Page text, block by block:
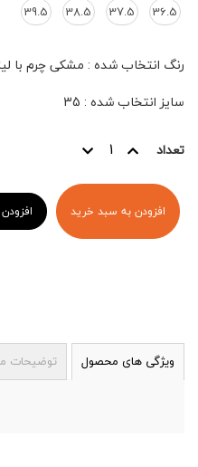
36.5
37.5
38.5
39.5
رنگ انتخاب شده : مشکی چرم با
سایز انتخاب شده :
35
تعداد
افزودن به سبد خرید
ویژگی های محصول توضیحات